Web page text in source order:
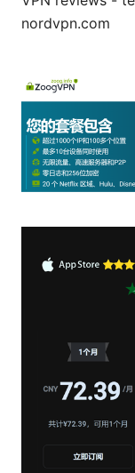
nordvpn.com